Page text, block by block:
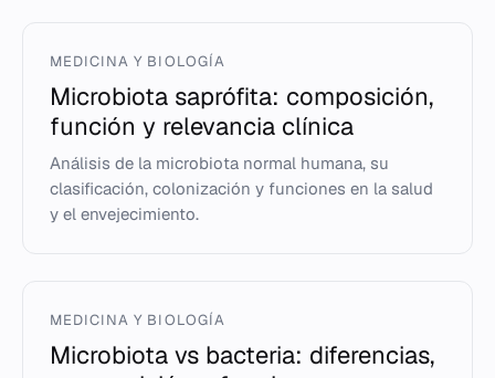
MEDICINA Y BIOLOGÍA
Microbiota saprófita: composición,
función y relevancia clínica
Análisis de la microbiota normal humana, su
clasificación, colonización y funciones en la salud
y el envejecimiento.
MEDICINA Y BIOLOGÍA
Microbiota vs bacteria: diferencias,